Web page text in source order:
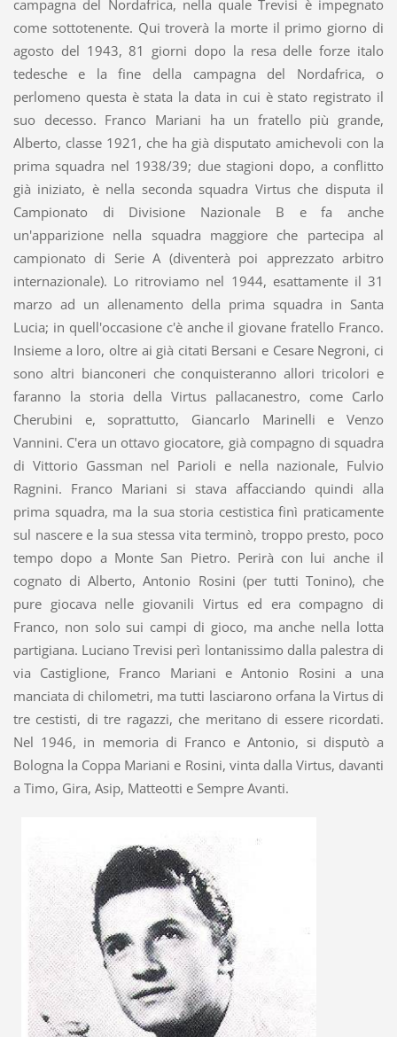
campagna del Nordafrica, nella quale Trevisi è impegnato
come sottotenente. Qui troverà la morte il primo giorno di
agosto del 1943, 81 giorni dopo la resa delle forze italo
tedesche e la fine della campagna del Nordafrica, o
perlomeno questa è stata la data in cui è stato registrato il
suo decesso. Franco Mariani ha un fratello più grande,
Alberto, classe 1921, che ha già disputato amichevoli con la
prima squadra nel 1938/39; due stagioni dopo, a conflitto
già iniziato, è nella seconda squadra Virtus che disputa il
Campionato di Divisione Nazionale B e fa anche
un'apparizione nella squadra maggiore che partecipa al
campionato di Serie A (diventerà poi apprezzato arbitro
internazionale). Lo ritroviamo nel 1944, esattamente il 31
marzo ad un allenamento della prima squadra in Santa
Lucia; in quell'occasione c'è anche il giovane fratello Franco.
Insieme a loro, oltre ai già citati Bersani e Cesare Negroni, ci
sono altri bianconeri che conquisteranno allori tricolori e
faranno la storia della Virtus pallacanestro, come Carlo
Cherubini e, soprattutto, Giancarlo Marinelli e Venzo
Vannini. C'era un ottavo giocatore, già compagno di squadra
di Vittorio Gassman nel Parioli e nella nazionale, Fulvio
Ragnini. Franco Mariani si stava affacciando quindi alla
prima squadra, ma la sua storia cestistica finì praticamente
sul nascere e la sua stessa vita terminò, troppo presto, poco
tempo dopo a Monte San Pietro. Perirà con lui anche il
cognato di Alberto, Antonio Rosini (per tutti Tonino), che
pure giocava nelle giovanili Virtus ed era compagno di
Franco, non solo sui campi di gioco, ma anche nella lotta
partigiana. Luciano Trevisi perì lontanissimo dalla palestra di
via Castiglione, Franco Mariani e Antonio Rosini a una
manciata di chilometri, ma tutti lasciarono orfana la Virtus di
tre cestisti, di tre ragazzi, che meritano di essere ricordati.
Nel 1946, in memoria di Franco e Antonio, si disputò a
Bologna la Coppa Mariani e Rosini, vinta dalla Virtus, davanti
a Timo, Gira, Asip, Matteotti e Sempre Avanti.